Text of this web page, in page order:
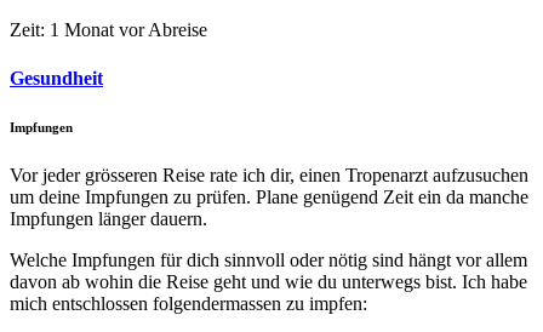
Zeit: 1 Monat vor Abreise
Gesundheit
Impfungen
Vor jeder grösseren Reise rate ich dir, einen Tropenarzt aufzusuchen
um deine Impfungen zu prüfen. Plane genügend Zeit ein da manche
Impfungen länger dauern.
Welche Impfungen für dich sinnvoll oder nötig sind hängt vor allem
davon ab wohin die Reise geht und wie du unterwegs bist. Ich habe
mich entschlossen folgendermassen zu impfen: